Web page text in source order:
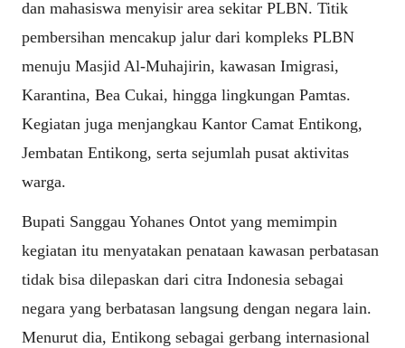
dan mahasiswa menyisir area sekitar PLBN. Titik
pembersihan mencakup jalur dari kompleks PLBN
menuju Masjid Al-Muhajirin, kawasan Imigrasi,
Karantina, Bea Cukai, hingga lingkungan Pamtas.
Kegiatan juga menjangkau Kantor Camat Entikong,
Jembatan Entikong, serta sejumlah pusat aktivitas
warga.
Bupati Sanggau Yohanes Ontot yang memimpin
kegiatan itu menyatakan penataan kawasan perbatasan
tidak bisa dilepaskan dari citra Indonesia sebagai
negara yang berbatasan langsung dengan negara lain.
Menurut dia, Entikong sebagai gerbang internasional